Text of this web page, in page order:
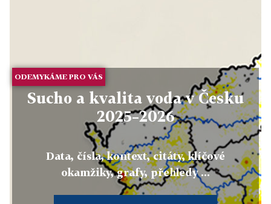
ODEMYKÁME PRO VÁS
Sucho a kvalita voda v Česku
2025–2026
Data, čísla, kontext, citáty, klíčové
okamžiky, grafy, přehledy ...